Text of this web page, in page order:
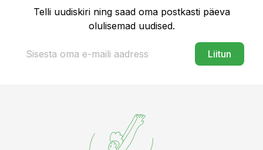
Telli uudiskiri ning saad oma postkasti päeva
olulisemad uudised.
Liitun